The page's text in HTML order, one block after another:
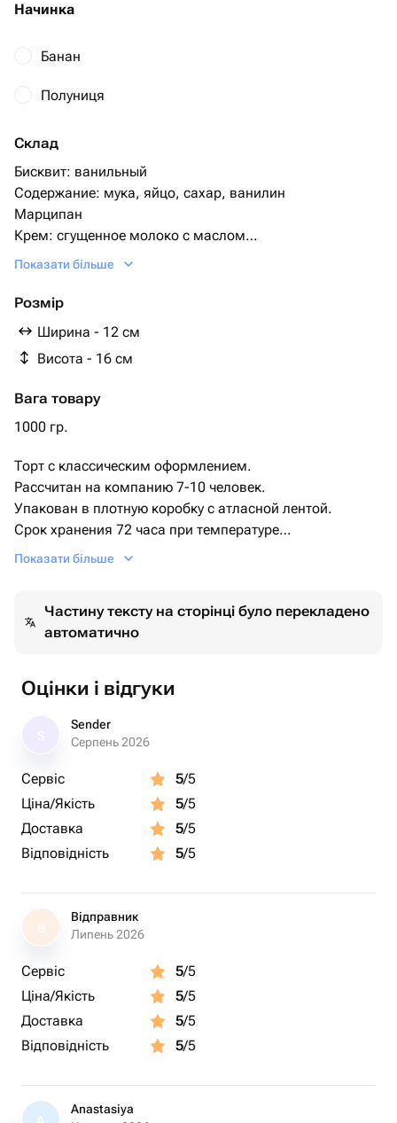
Начинка
Банан
Полуниця
Склад
Бисквит: ванильный
Содержание: мука, яйцо, сахар, ванилин
Марципан
Крем: сгущенное молоко с маслом
Крем снаружи- сливки, сахар
комментариях
вафлями
Показати більше
Розмір
Ширина - 12 см
Висота - 16 см
Вага товару
1000 гр.
Торт с классическим оформлением.
Рассчитан на компанию 7-10 человек.
Упакован в плотную коробку с атласной лентой.
Срок хранения 72 часа при температуре
+2+6.
Гладкое покрытие и крупные розовые орхидеи придают
ему утончённый и современный вид. Идеально
событий.
Закажите этот торт, чтобы добавить нотку элегантности
вашему празднику!
Показати більше
Частину тексту на сторінці було перекладено
автоматично
Оцінки і відгуки
Sender
Серпень 2026
Сервіс 5/5
Ціна/Якість
5/5
Доставка
5/5
Відповідність
5/5
В
Відправник
Липень 2026
Сервіс 5/5
Ціна/Якість
5/5
Доставка
5/5
Відповідність
5/5
Anastasiya